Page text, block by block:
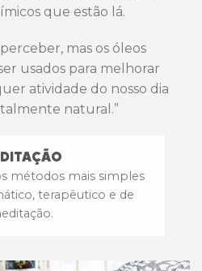
que estão lá.
mas os óleos
usados para melhorar
atividade do nosso dia
natural.”
métodos mais simples
terapêutico e de